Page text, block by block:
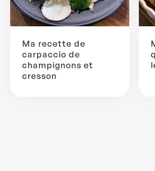
Ma recette de
carpaccio de
champignons et
cresson